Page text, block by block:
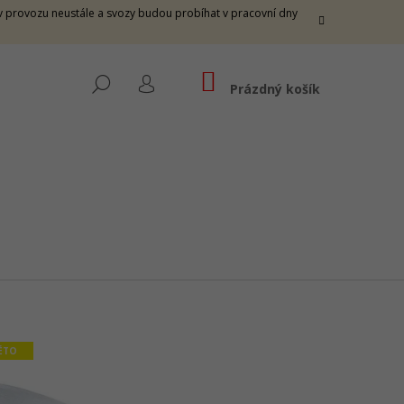
v provozu neustále a svozy budou probíhat v pracovní dny
HLEDAT
PŘIHLÁŠENÍ
NÁKUPNÍ
KOŠÍK
Prázdný košík